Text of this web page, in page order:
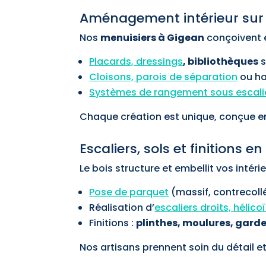
Aménagement intérieur
Nos menuisiers à Gigean conçoivent
Placards, dressings, bibliothèques
Cloisons, parois de séparation ou
Systèmes de rangement sous
Chaque création est unique, conçue
Escaliers, sols et finitions
Le bois structure et embellit vos
Pose de parquet (massif,
Réalisation d’escaliers droits,
Finitions : plinthes, moulures,
Nos artisans prennent soin du détail